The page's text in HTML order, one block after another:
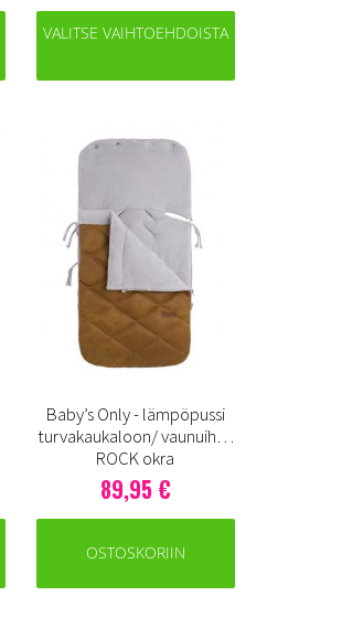
VALITSE VAIHTOEHDOISTA
Baby’s Only - lämpöpussi
turvakaukaloon/ vaunuihin,
ROCK okra
89,95 €
OSTOSKORIIN